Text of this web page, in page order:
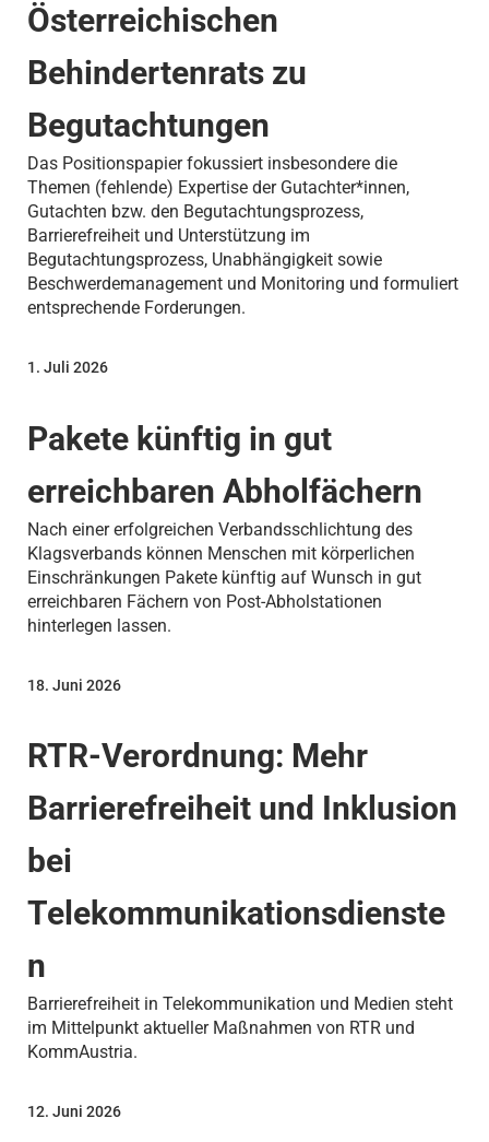
Österreichischen
Behindertenrats zu
Begutachtungen
Das Positionspapier fokussiert insbesondere die
Themen (fehlende) Expertise der Gutachter*innen,
Gutachten bzw. den Begutachtungsprozess,
Barrierefreiheit und Unterstützung im
Begutachtungsprozess, Unabhängigkeit sowie
Beschwerdemanagement und Monitoring und formuliert
entsprechende Forderungen.
Pakete künftig in gut
erreichbaren Abholfächern
1. Juli 2026
Nach einer erfolgreichen Verbandsschlichtung des
Klagsverbands können Menschen mit körperlichen
Einschränkungen Pakete künftig auf Wunsch in gut
erreichbaren Fächern von Post-Abholstationen
hinterlegen lassen.
RTR-Verordnung: Mehr
Barrierefreiheit und Inklusion
bei
Telekommunikationsdienste
n
18. Juni 2026
Barrierefreiheit in Telekommunikation und Medien steht
im Mittelpunkt aktueller Maßnahmen von RTR und
KommAustria.
12. Juni 2026